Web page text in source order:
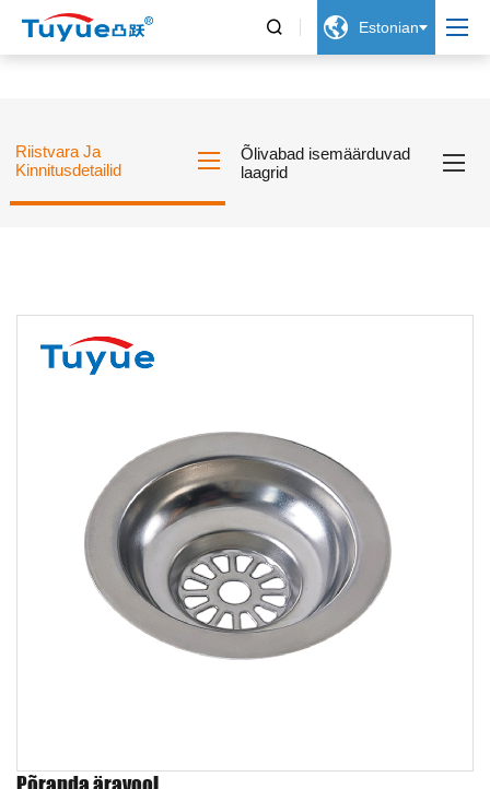
  Estonian
Riistvara Ja
Kinnitusdetailid
Õlivabad isemäärduvad
laagrid